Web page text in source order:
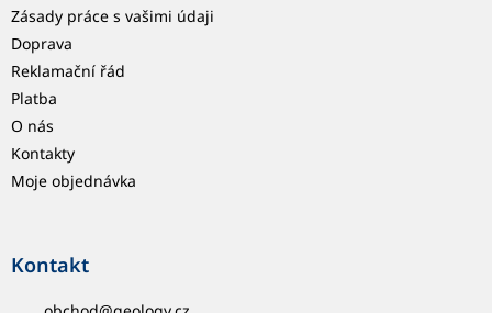
Zásady práce s vašimi údaji
Doprava
Reklamační řád
Platba
O nás
Kontakty
Moje objednávka
Kontakt